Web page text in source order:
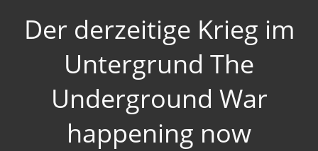
Der derzeitige Krieg im
Untergrund The
Underground War
happening now